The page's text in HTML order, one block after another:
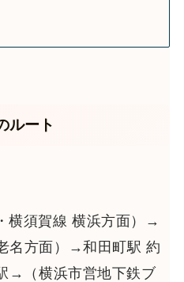
ルート
横須賀線 横浜方面）→
名方面）→和田町駅 約
→（横浜市営地下鉄ブ